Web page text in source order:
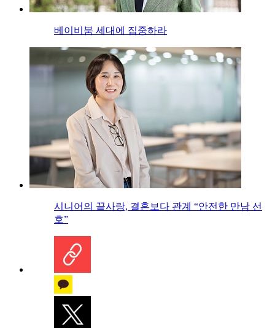
베이비붐 세대에 집중하라
시니어의 끝사랑, 결혼보다 관계 “안전한 만남 선
호”